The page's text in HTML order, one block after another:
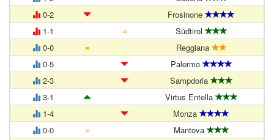
0-2
Frosinone
1-1
=
Südtirol
0-0
=
Reggiana
0-5
Palermo
2-3
Sampdoria
3-1
Virtus Entella
1-4
Monza
0-0
=
Mantova